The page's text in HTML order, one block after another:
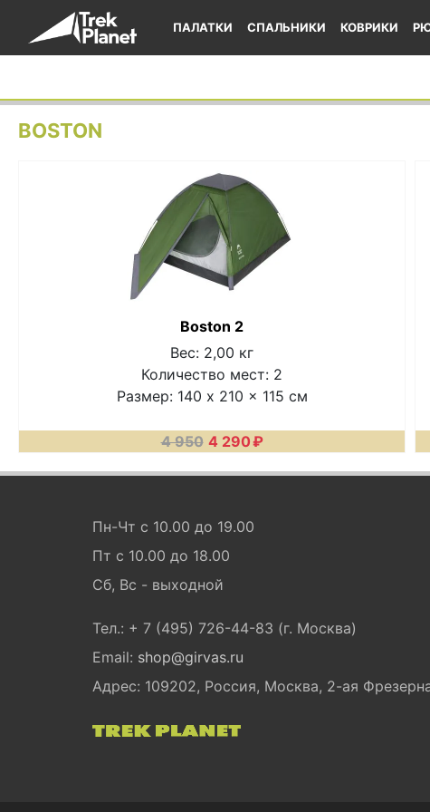
ПАЛАТКИ СПАЛЬНИКИ КОВРИКИ
BOSTON
Boston 2
Вес: 2,00 кг
Количество мест: 2
Размер: 140 x 210 x 115 см
4 950 4 290₽
Пн-Чт с 10.00 до 19.00
Пт с 10.00 до 18.00
Сб, Вс - выходной
Тел.: + 7 (495) 726-44-83 (г. Москва)
Email: shop@girvas.ru
Адрес: 109202, Россия, Москва, 2-ая